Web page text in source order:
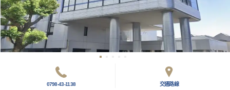
0798-43-1138 交通路線